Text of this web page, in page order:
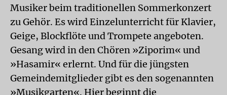
Musiker beim traditionellen Sommerkonzert
zu Gehör. Es wird Einzelunterricht für Klavier,
Geige, Blockflöte und Trompete angeboten.
Gesang wird in den Chören »Ziporim« und
»Hasamir« erlernt. Und für die jüngsten
Gemeindemitglieder gibt es den sogenannten
»Musikgarten«. Hier beginnt die